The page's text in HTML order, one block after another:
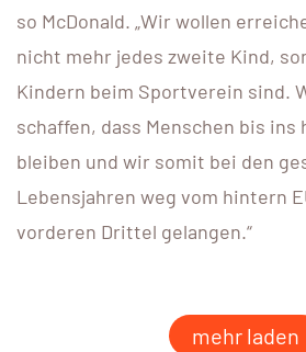
so McDonald. „Wir wollen
nicht mehr jedes zweite Kind,
Kindern beim Sportverein sind.
schaffen, dass Menschen bis ins
bleiben und wir somit bei den
Lebensjahren weg vom hintern
vorderen Drittel gelangen.“
mehr laden